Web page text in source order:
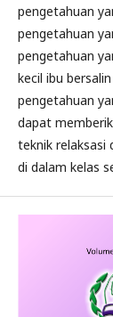
pengetahuan
pengetahuan
pengetahuan
kecil ibu
pengetahuan
dapat
teknik relaksasi
di dalam kelas